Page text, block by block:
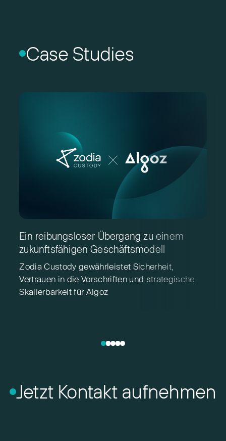
Case Studies
Ein reibungsloser Übergang zu einem
zukunftsfähigen Geschäftsmodell
Zodia Custody gewährleistet Sicherheit,
Vertrauen in die Vorschriften und strategische
Skalierbarkeit für Algoz
Jetzt Kontakt aufnehmen